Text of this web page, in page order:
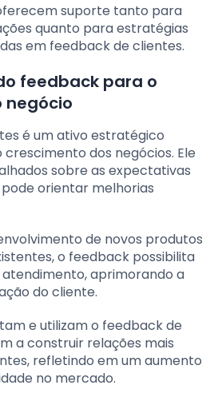
suporte tanto para
quanto para estratégias
em feedback de clientes.
feedback para o
negócio
é um ativo estratégico
dos negócios. Ele
sobre as expectativas
orientar melhorias
de novos produtos
o feedback possibilita
aprimorando a
do cliente.
e utilizam o feedback de
a construir relações mais
refletindo em um aumento
no mercado.